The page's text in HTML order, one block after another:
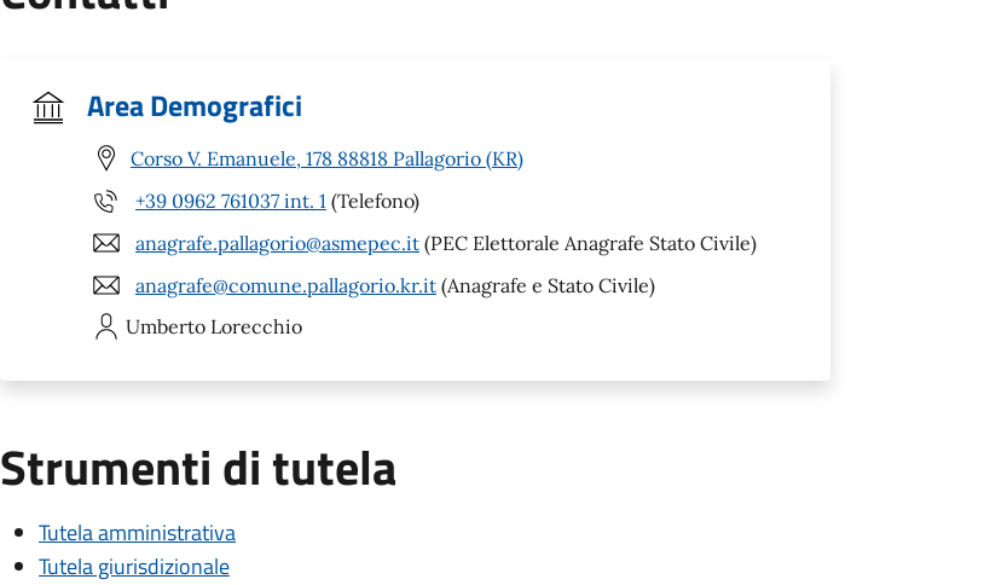
Area Demografici
Corso V. Emanuele, 178 88818 Pallagorio (KR)
+39 0962 761037 int. 1 (Telefono)
anagrafe.pallagorio@asmepec.it (PEC Elettorale Anagrafe Stato Civile)
anagrafe@comune.pallagorio.kr.it (Anagrafe e Stato Civile)
Umberto Lorecchio
Strumenti di tutela
Tutela amministrativa
Tutela giurisdizionale